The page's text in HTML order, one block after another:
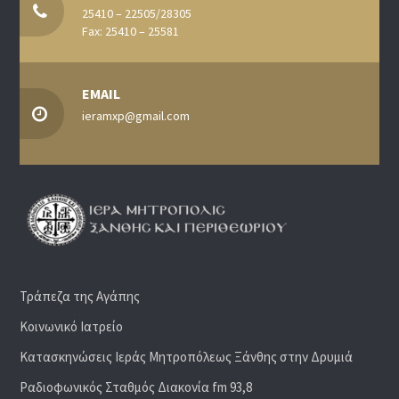
25410 – 22505/28305
Fax: 25410 – 25581
EMAIL
ieramxp@gmail.com
Τράπεζα της Αγάπης
Κοινωνικό Ιατρείο
Κατασκηνώσεις Ιεράς Μητροπόλεως Ξάνθης στην Δρυμιά
Ραδιoφωνικός Σταθμός Διακονία fm 93,8